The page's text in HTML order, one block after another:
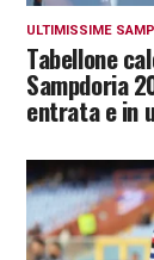
ULTIMISSIME SAMP
Tabellone
Sampdoria
entrata e in